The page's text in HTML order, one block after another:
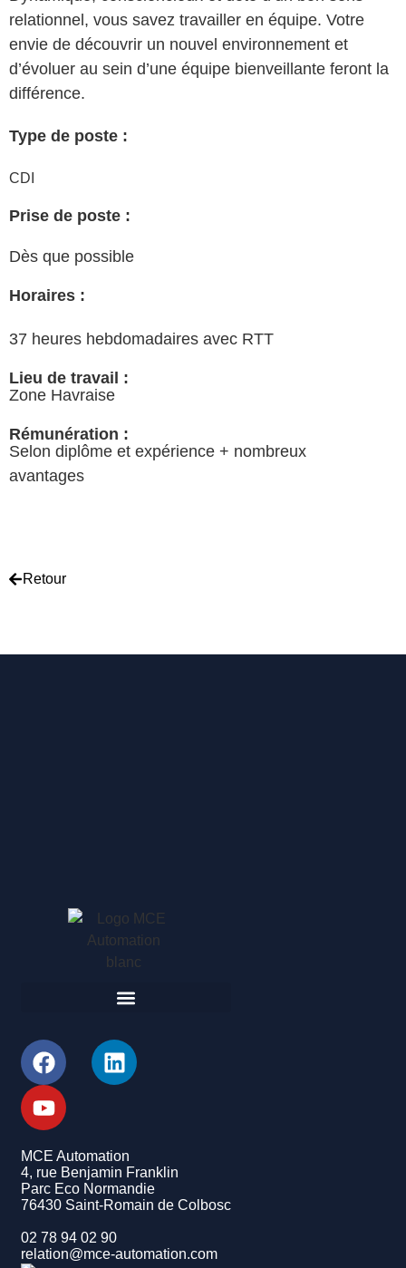
relationnel, vous savez travailler en équipe. Votre
envie de découvrir un nouvel environnement et
d’évoluer au sein d’une équipe bienveillante feront la
différence.
Type de poste :
CDI
Prise de poste :
Dès que possible
Horaires :
37 heures hebdomadaires avec RTT
Lieu de travail :
Zone Havraise
Rémunération :
Selon diplôme et expérience + nombreux
avantages
Retour
MCE Automation
4, rue Benjamin Franklin
Parc Eco Normandie
76430 Saint-Romain de Colbosc
02 78 94 02 90
relation@mce-automation.com